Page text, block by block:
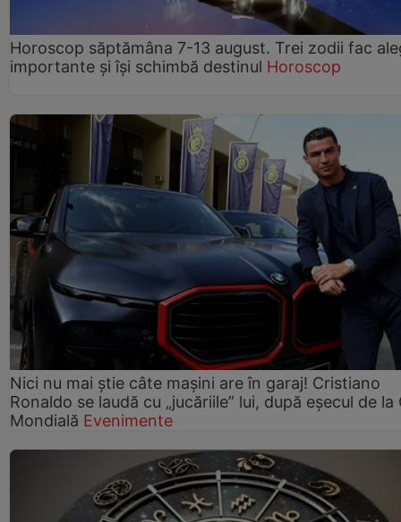
Horoscop săptămâna 7-13 august. Trei zodii fac
importante și își schimbă destinul Horoscop
Nici nu mai știe câte mașini are în garaj! Cristiano
Ronaldo se laudă cu „jucăriile” lui, după eșecul de la
Mondială Evenimente